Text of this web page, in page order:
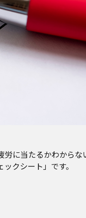
労に当たるかわからな
クシート」です。